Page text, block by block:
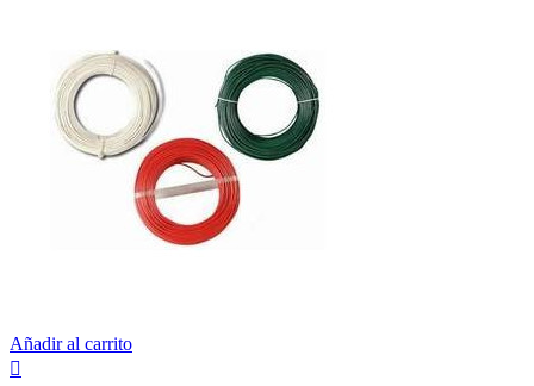
Añadir al carrito
